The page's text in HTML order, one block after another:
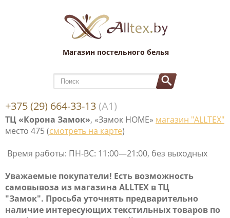
Магазин постельного белья
+375 (29) 664-33-13 (А1)
ТЦ «Корона Замок», «Замок НОМЕ» магазин "ALLTEX"
место 475 (смотреть на карте)
Время работы: ПН-ВС: 11:00—21:00, без выходных
Уважаемые покупатели! Есть возможность
самовывоза из магазина ALLTEX в ТЦ
"Замок". Просьба уточнять предварительно
наличие интересующих текстильных товаров по